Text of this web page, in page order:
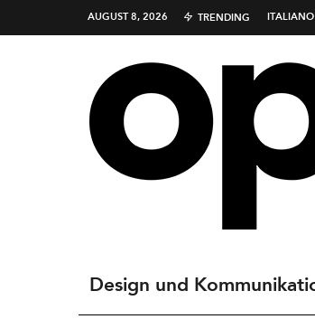
AUGUST 8, 2026 TRENDING ITALIANO
Design und